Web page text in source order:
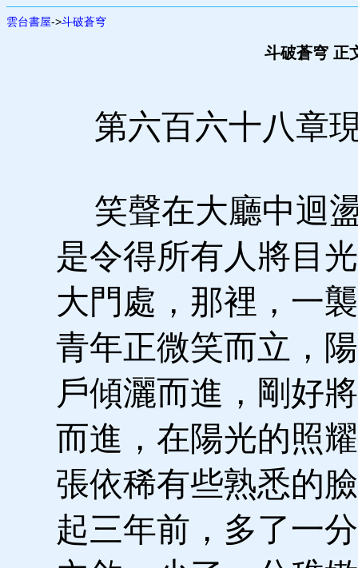
雲台書屋->斗破蒼穹
斗破蒼穹 正
第六百六十八章
笑聲在大廳中迴
是令得所有人將目
大門處，那裡，一
青年正微笑而立，
戶傾灑而進，剛好
而進，在陽光的照
張依稀有些熟悉的
起三年前，多了一